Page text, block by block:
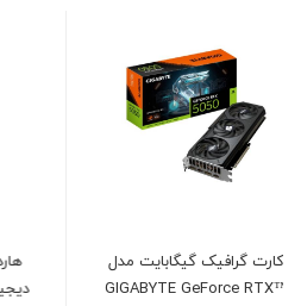
هارد دیسک اینترنال وسترن
دیجیتال آبی ظرفیت 1 ترابایت